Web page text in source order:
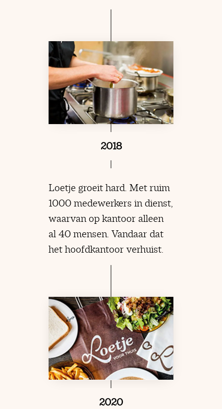
2018
Loetje groeit hard. Met ruim
1000 medewerkers in dienst,
waarvan op kantoor alleen
al 40 mensen. Vandaar dat
het hoofdkantoor verhuist.
2020